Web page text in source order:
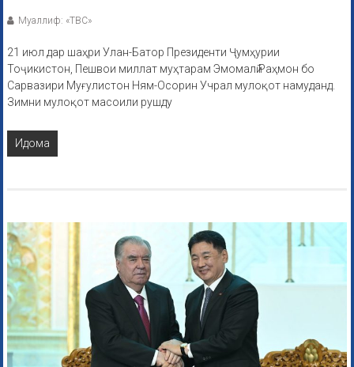
Муаллиф: «ТВС»
21 июл дар шаҳри Улан-Батор Президенти Ҷумҳурии
Тоҷикистон, Пешвои миллат муҳтарам Эмомалӣ Раҳмон бо
Сарвазири Муғулистон Ням-Осорин Учрал мулоқот намуданд.
Зимни мулоқот масоили рушду
Идома